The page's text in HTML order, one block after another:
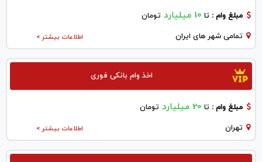
مبلغ وام : تا 10 میلیارد تومان
اطلاعات بیشتر > تمامی شهر های ایران
اخذ وام بانکی فوری
مبلغ وام : تا 20 میلیارد تومان
اطلاعات بیشتر > تهران